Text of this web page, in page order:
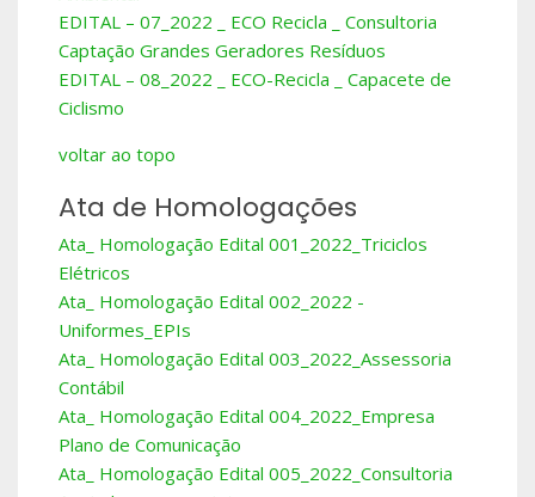
EDITAL – 07_2022 _ ECO Recicla _ Consultoria
Captação Grandes Geradores Resíduos
EDITAL – 08_2022 _ ECO-Recicla _ Capacete de
Ciclismo
voltar ao topo
Ata de Homologações
Ata_ Homologação Edital 001_2022_Triciclos
Elétricos
Ata_ Homologação Edital 002_2022 -
Uniformes_EPIs
Ata_ Homologação Edital 003_2022_Assessoria
Contábil
Ata_ Homologação Edital 004_2022_Empresa
Plano de Comunicação
Ata_ Homologação Edital 005_2022_Consultoria